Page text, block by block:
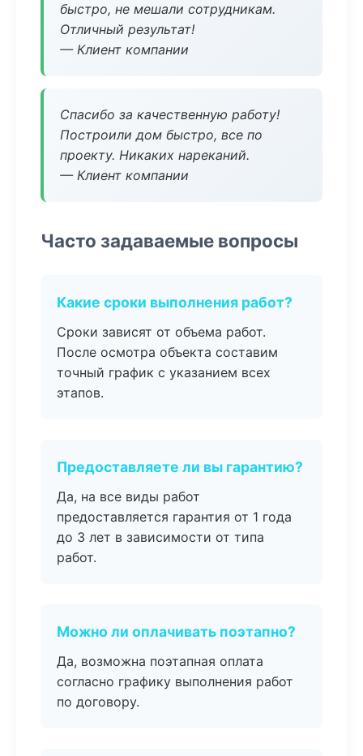
быстро, не мешали сотрудникам.
Отличный результат!
— Клиент компании
Спасибо за качественную работу!
Построили дом быстро, все по
проекту. Никаких нареканий.
— Клиент компании
Часто задаваемые вопросы
Какие сроки выполнения работ?
Сроки зависят от объема работ.
После осмотра объекта составим
точный график с указанием всех
этапов.
Предоставляете ли вы гарантию?
Да, на все виды работ
предоставляется гарантия от 1 года
до 3 лет в зависимости от типа
работ.
Можно ли оплачивать поэтапно?
Да, возможна поэтапная оплата
согласно графику выполнения работ
по договору.